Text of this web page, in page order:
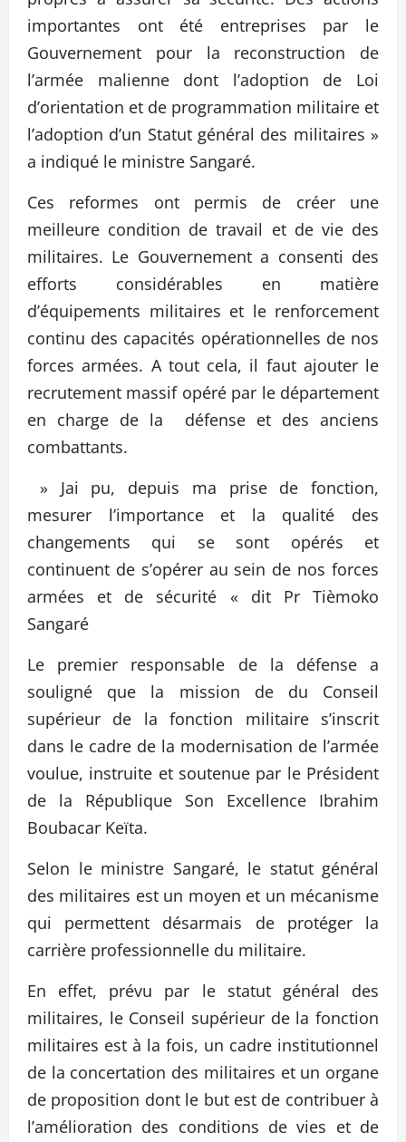
importantes ont été entreprises par le
Gouvernement pour la reconstruction de
l’armée malienne dont l’adoption de Loi
d’orientation et de programmation militaire et
l’adoption d’un Statut général des militaires »
a indiqué le ministre Sangaré.
Ces reformes ont permis de créer une
meilleure condition de travail et de vie des
militaires. Le Gouvernement a consenti des
efforts considérables en matière
d’équipements militaires et le renforcement
continu des capacités opérationnelles de nos
forces armées. A tout cela, il faut ajouter le
recrutement massif opéré par le département
en charge de la défense et des anciens
combattants.
» Jai pu, depuis ma prise de fonction,
mesurer l’importance et la qualité des
changements qui se sont opérés et
continuent de s’opérer au sein de nos forces
armées et de sécurité « dit Pr Tièmoko
Sangaré
Le premier responsable de la défense a
souligné que la mission de du Conseil
supérieur de la fonction militaire s’inscrit
dans le cadre de la modernisation de l’armée
voulue, instruite et soutenue par le Président
de la République Son Excellence Ibrahim
Boubacar Keïta.
Selon le ministre Sangaré, le statut général
des militaires est un moyen et un mécanisme
qui permettent désarmais de protéger la
carrière professionnelle du militaire.
En effet, prévu par le statut général des
militaires, le Conseil supérieur de la fonction
militaires est à la fois, un cadre institutionnel
de la concertation des militaires et un organe
de proposition dont le but est de contribuer à
l’amélioration des conditions de vies et de